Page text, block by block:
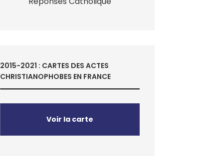
2015-2021 : CARTES DES ACTES
CHRISTIANOPHOBES EN FRANCE
Voir la carte